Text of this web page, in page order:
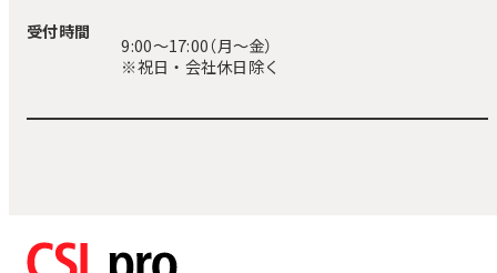
受付時間
9:00〜17:00（月～金）
※祝日・会社休日除く